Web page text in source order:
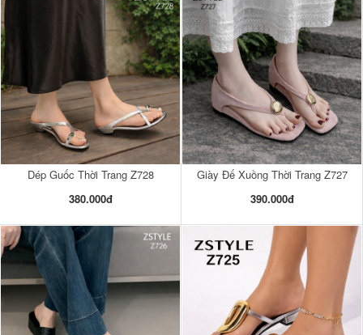
Dép Guốc Thời Trang Z728
380.000đ
Giày Đế Xuồng Thời Trang Z727
390.000đ